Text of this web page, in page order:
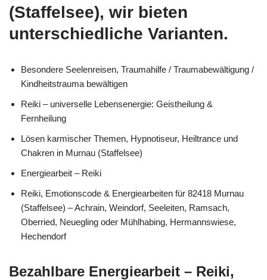
(Staffelsee), wir bieten
unterschiedliche Varianten.
Besondere Seelenreisen, Traumahilfe / Traumabewältigung /
Kindheitstrauma bewältigen
Reiki – universelle Lebensenergie: Geistheilung &
Fernheilung
Lösen karmischer Themen, Hypnotiseur, Heiltrance und
Chakren in Murnau (Staffelsee)
Energiearbeit – Reiki
Reiki, Emotionscode & Energiearbeiten für 82418 Murnau
(Staffelsee) – Achrain, Weindorf, Seeleiten, Ramsach,
Oberried, Neuegling oder Mühlhabing, Hermannswiese,
Hechendorf
Bezahlbare Energiearbeit – Reiki,